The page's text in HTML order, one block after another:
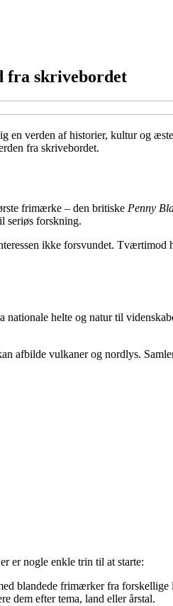
fra skrivebordet
en verden af historier, kultur og
fra skrivebordet.
frimærke – den britiske Penny
seriøs forskning.
ikke forsvundet.
helte og natur til
afbilde vulkaner og nordlys.
er nogle enkle trin til at starte:
blandede frimærker fra forskellige
dem efter tema, land eller årstal.